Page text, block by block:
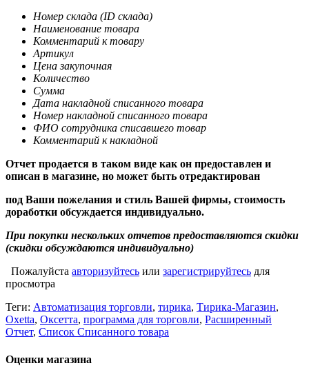
Номер склада (ID склада)
Наименование товара
Комментарий к товару
Артикул
Цена закупочная
Количество
Сумма
Дата накладной списанного товара
Номер накладной списанного товара
ФИО сотрудника списавшего товар
Комментарий к накладной
Отчет продается в таком виде как он предоставлен и
описан в магазине, но может быть отредактирован
под Ваши пожелания и стиль Вашей фирмы, стоимость
доработки обсуждается индивидуально.
При покупки нескольких отчетов предоставляются скидки
(скидки обсуждаются индивидуально)
Пожалуйста авторизуйтесь или зарегистрируйтесь для
просмотра
Теги: Автоматизация торговли, тирика, Тирика-Магазин,
Oxetta, Оксетта, программа для торговли, Расширенный
Отчет, Список Списанного товара
Оценки магазина